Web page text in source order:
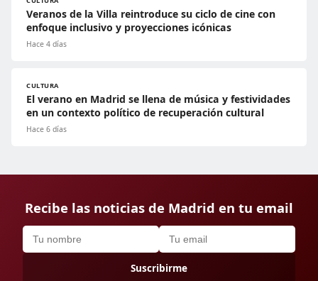
Veranos de la Villa reintroduce su ciclo de cine con
enfoque inclusivo y proyecciones icónicas
Hace 4 días
CULTURA
El verano en Madrid se llena de música y festividades
en un contexto político de recuperación cultural
Hace 6 días
Recibe las noticias de Madrid en tu email
Suscribirme